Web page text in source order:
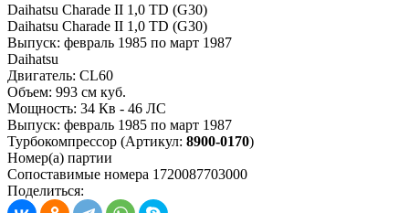
Daihatsu Charade II 1,0 TD (G30)
Daihatsu Charade II 1,0 TD (G30)
Выпуск: февраль 1985 по март 1987
Daihatsu
Двигатель: CL60
Объем: 993 см куб.
Мощность: 34 Кв - 46 ЛС
Выпуск: февраль 1985 по март 1987
Турбокомпрессор (Артикул: 8900-0170)
Номер(а) партии
Сопоставимые номера 1720087703000
Поделиться: